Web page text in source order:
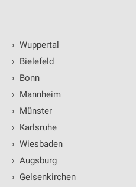
› Wuppertal
› Bielefeld
› Bonn
› Mannheim
› Münster
› Karlsruhe
› Wiesbaden
› Augsburg
› Gelsenkirchen